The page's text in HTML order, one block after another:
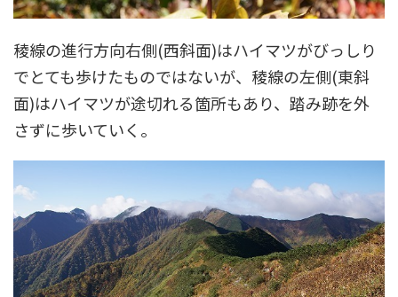
稜線の進行方向右側(西斜面)はハイマツがびっしり
でとても歩けたものではないが、稜線の左側(東斜
面)はハイマツが途切れる箇所もあり、踏み跡を外
さずに歩いていく。